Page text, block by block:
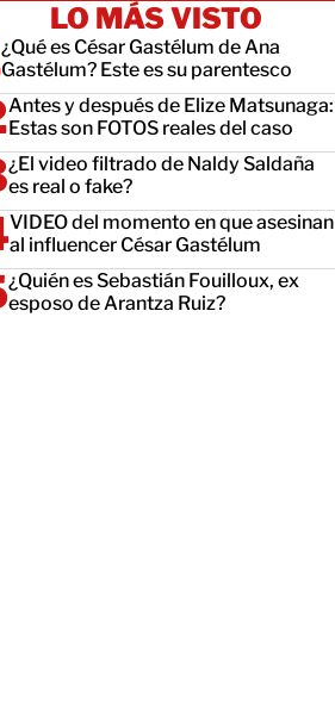
LO MÁS VISTO
¿Qué es César Gastélum de Ana
Gastélum? Este es su parentesco
Antes y después de Elize Matsunaga:
Estas son FOTOS reales del caso
¿El video filtrado de Naldy Saldaña
es real o fake?
VIDEO del momento en que asesinan
al influencer César Gastélum
¿Quién es Sebastián Fouilloux, ex
esposo de Arantza Ruiz?